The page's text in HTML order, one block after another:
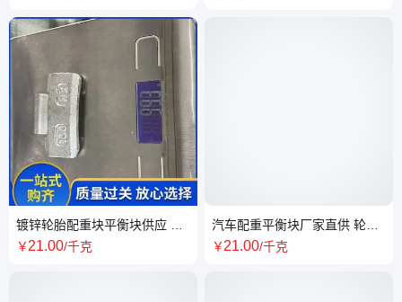
镀锌轮胎配重块平衡块供应 高
粘度动平衡铅块 按需定制
￥21.00/千克
汽车配重平衡块厂家直供 轮胎
保养附件配重块
￥21.00/千克